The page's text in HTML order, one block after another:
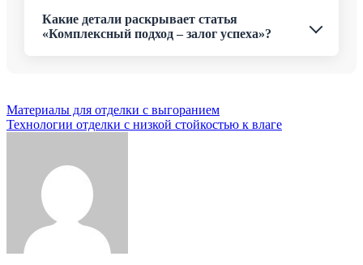
Какие детали раскрывает статья
«Комплексный подход – залог успеха»?
Навигация
по
Материалы для отделки с выгоранием
Технологии отделки с низкой стойкостью к влаге